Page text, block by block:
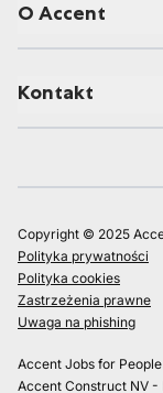
O Accent
Kontakt
Copyright © 2025
Polityka prywatności
Polityka cookies
Zastrzeżenia prawne
Uwaga na phishing
Accent Jobs for
Accent Construct NV -